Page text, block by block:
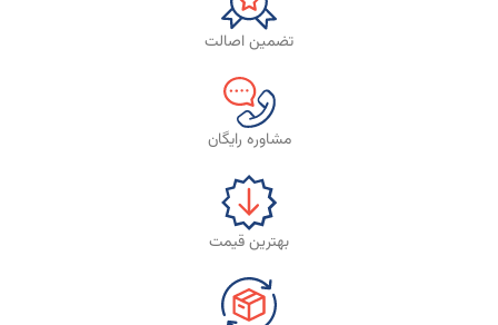
تضمین اصالت
مشاوره رایگان
بهترین قیمت